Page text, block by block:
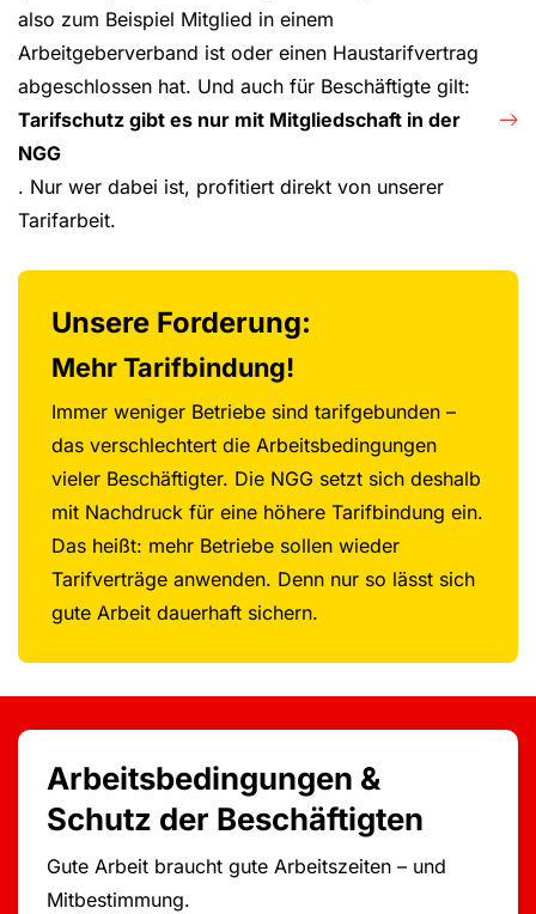
also zum Beispiel Mitglied in einem
Arbeitgeberverband ist oder einen Haustarifvertrag
abgeschlossen hat. Und auch für Beschäftigte gilt:
Tarifschutz gibt es nur mit Mitgliedschaft in der
NGG
. Nur wer dabei ist, profitiert direkt von unserer
Tarifarbeit.
Unsere Forderung:
Mehr Tarifbindung!
Immer weniger Betriebe sind tarifgebunden –
das verschlechtert die Arbeitsbedingungen
vieler Beschäftigter. Die NGG setzt sich deshalb
mit Nachdruck für eine höhere Tarifbindung ein.
Das heißt: mehr Betriebe sollen wieder
Tarifverträge anwenden. Denn nur so lässt sich
gute Arbeit dauerhaft sichern.
Arbeitsbedingungen &
Schutz der Beschäftigten
Gute Arbeit braucht gute Arbeitszeiten – und
Mitbestimmung.